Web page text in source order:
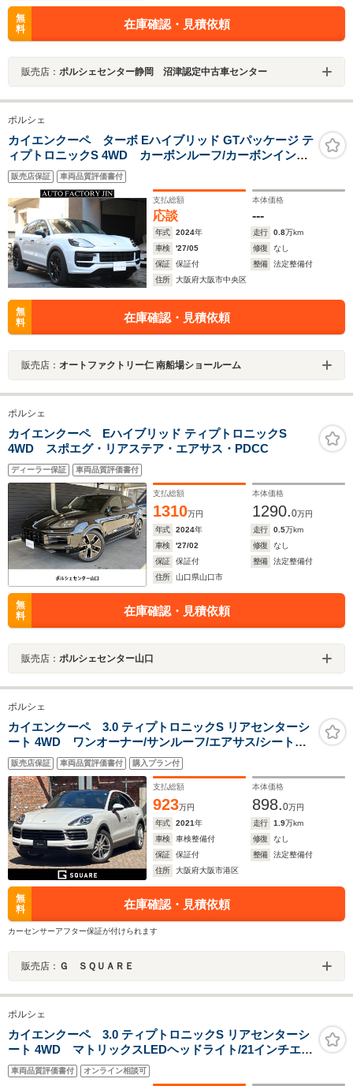
無
料
在庫確認・見積依頼
販売店： ポルシェセンター静岡 沼津認定中古車センター
ポルシェ
カイエンクーペ ターボ Eハイブリッド GTパッケージ テ
ィプトロニックS 4WD カーボンルーフ/カーボンインテ
リア/PCCB/BOSEサウンド/PDCC/スポーツエキゾース
ト/GTデザイン22インチAW/ブラックレザー/スポーツクロ
ノ/リアアクスル/パッセンジャーディスプレイ/ナイトビュ
ーアシスト/有償カラー
販売店保証 車両品質評価書付
支払総額
応談
本体価格
---
年式 2024年 走行 0.8万km
車検
'27/05 修復
なし
保証
保証付 整備
法定整備付
住所
大阪府大阪市中央区
無
料
在庫確認・見積依頼
販売店： オートファクトリー仁 南船場ショールーム
ポルシェ
カイエンクーペ Eハイブリッド ティプトロニックS
4WD スポエグ・リアステア・エアサス・PDCC
ディーラー保証 車両品質評価書付
支払総額
1310万円
本体価格
1290.0万円
年式
2024年 走行 0.5万km
車検
'27/02 修復
なし
保証
保証付 整備
法定整備付
住所
山口県山口市
無
料
在庫確認・見積依頼
販売店： ポルシェセンター山口
ポルシェ
カイエンクーペ 3.0 ティプトロニックS リアセンターシ
ート 4WD ワンオーナー/サンルーフ/エアサス/シートヒ
ーター/ベンチレーション/LEDヘッドライト/リアセンター
シート/スポーツテールパイプ/ドラレコ/ETC/20インチホ
イール
販売店保証 車両品質評価書付 購入プラン付
支払総額
923万円
本体価格
898.0万円
年式
2021年 走行 1.9万km
車検
車検整備付 修復
なし
保証
保証付 整備
法定整備付
住所
大阪府大阪市港区
無
料
在庫確認・見積依頼
カーセンサーアフター保証が付けられます
販売店： Ｇ ＳＱＵＡＲＥ
ポルシェ
カイエンクーペ 3.0 ティプトロニックS リアセンターシ
ート 4WD マトリックスLEDヘッドライト/21インチエク
スクルーシブデザインホイール/BOSE/14wayシート/シー
トベンチレーション/前後シートヒーター/スポーツテール
車両品質評価書付 オンライン相談可